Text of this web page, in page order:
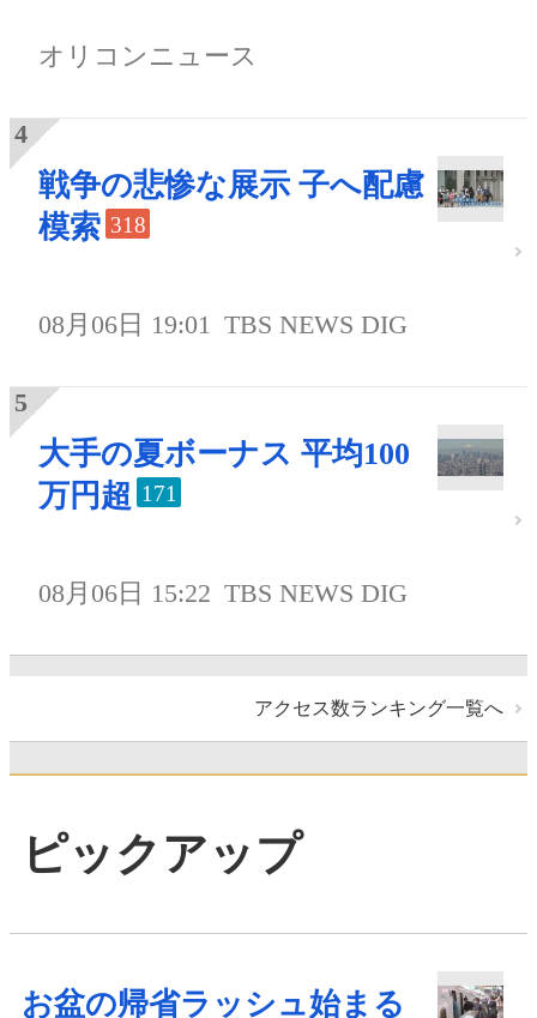
オリコンニュース
戦争の悲惨な展示 子へ配慮
模索 318
08月06日 19:01 TBS NEWS DIG
大手の夏ボーナス 平均100
万円超 171
08月06日 15:22 TBS NEWS DIG
アクセス数ランキング一覧へ
ピックアップ
お盆の帰省ラッシュ始まる